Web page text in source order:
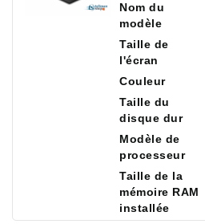
Nom du
modèle
Taille de
l'écran
Couleur
Taille du
disque dur
Modèle de
processeur
Taille de la
mémoire RAM
installée